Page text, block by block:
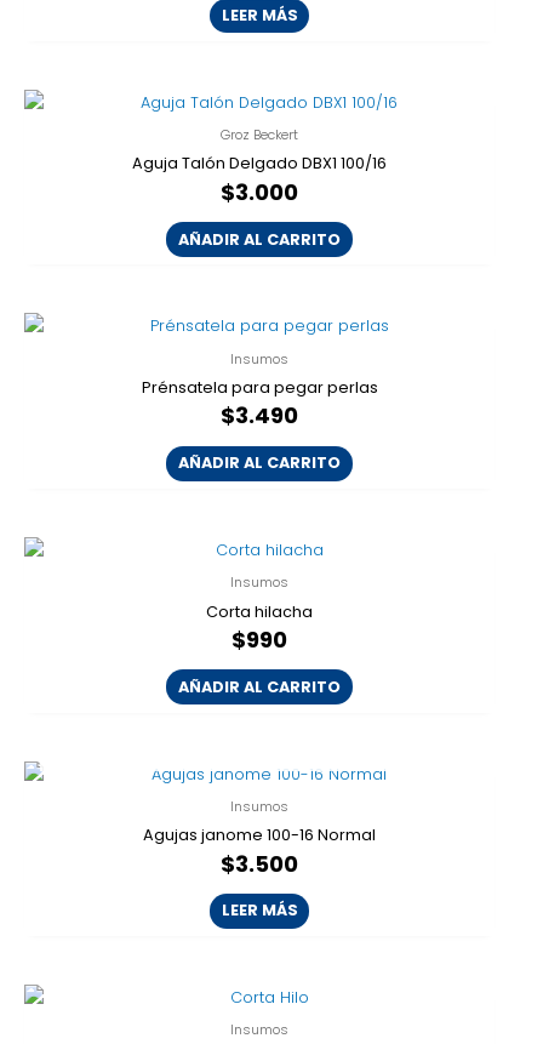
LEER MÁS
Groz Beckert
Aguja Talón Delgado DBX1 100/16
$3.000
AÑADIR AL CARRITO
Insumos
Prénsatela para pegar perlas
$3.490
AÑADIR AL CARRITO
Insumos
Corta hilacha
$990
AÑADIR AL CARRITO
Insumos
Agujas janome 100-16 Normal
$3.500
LEER MÁS
Insumos